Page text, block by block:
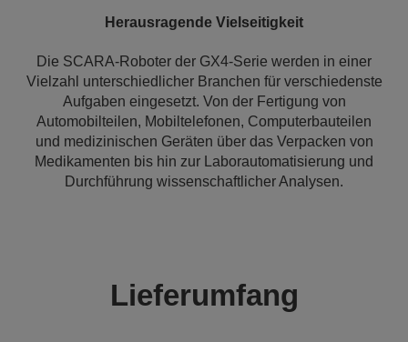
Herausragende Vielseitigkeit
Die SCARA-Roboter der GX4-Serie werden in einer
Vielzahl unterschiedlicher Branchen für verschiedenste
Aufgaben eingesetzt. Von der Fertigung von
Automobilteilen, Mobiltelefonen, Computerbauteilen
und medizinischen Geräten über das Verpacken von
Medikamenten bis hin zur Laborautomatisierung und
Durchführung wissenschaftlicher Analysen.
Lieferumfang